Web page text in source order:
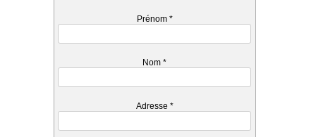
Prénom *
Nom *
Adresse *